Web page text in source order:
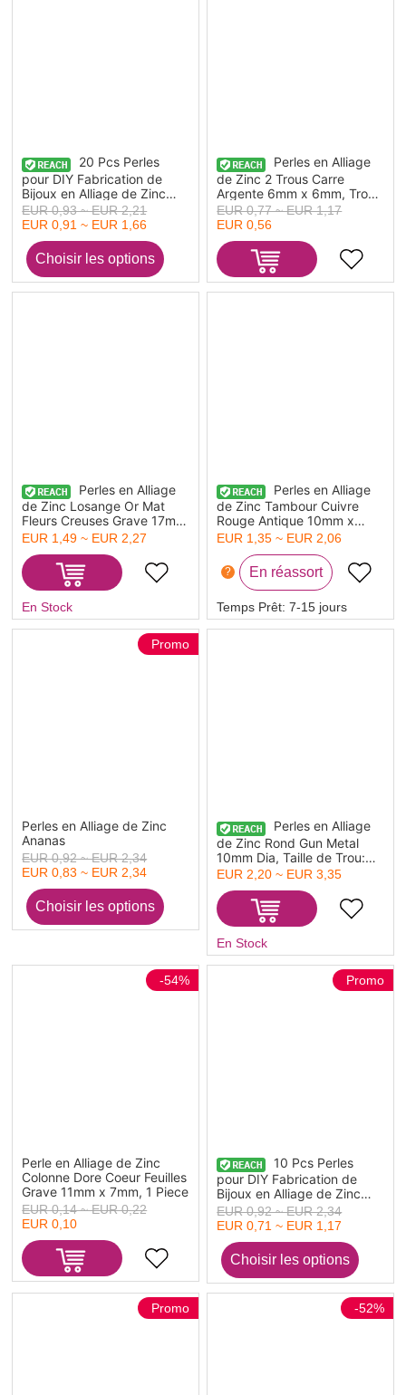
20 Pcs Perles
pour DIY Fabrication de
Bijoux en Alliage de Zinc
Cuivre Rouge Antique Bleu
Face Demon Finition
EUR 0,93 ~ EUR 2,21
EUR 0,91 ~ EUR 1,66
Perles en Alliage
de Zinc 2 Trous Carre
Argente 6mm x 6mm, Trou:
env. 1.2mm, 10 Pcs
EUR 0,77 ~ EUR 1,17
EUR 0,56
Perles en Alliage
de Zinc Losange Or Mat
Fleurs Creuses Grave 17mm
x 14mm, Trou: env. 1mm, 5
EUR 1,49 ~ EUR 2,27
En Stock
Perles en Alliage
de Zinc Tambour Cuivre
Rouge Antique 10mm x
7mm, Trou: env. 4.4mm, 30
EUR 1,35 ~ EUR 2,06
?
Temps Prêt: 7-15 jours
Perles en Alliage de Zinc
Ananas
Promo
EUR 0,92 ~ EUR 2,34
EUR 0,83 ~ EUR 2,34
Perles en Alliage
de Zinc Rond Gun Metal
10mm Dia, Taille de Trou:
4.4mm, 50 Pcs
EUR 2,20 ~ EUR 3,35
En Stock
Perle en Alliage de Zinc
Colonne Dore Coeur Feuilles
Grave 11mm x 7mm, 1 Piece
-54%
EUR 0,14 ~ EUR 0,22
EUR 0,10
10 Pcs Perles
pour DIY Fabrication de
Bijoux en Alliage de Zinc
Couleur Or 16K
Geometrique
Promo
EUR 0,92 ~ EUR 2,34
EUR 0,71 ~ EUR 1,17
Promo -52%